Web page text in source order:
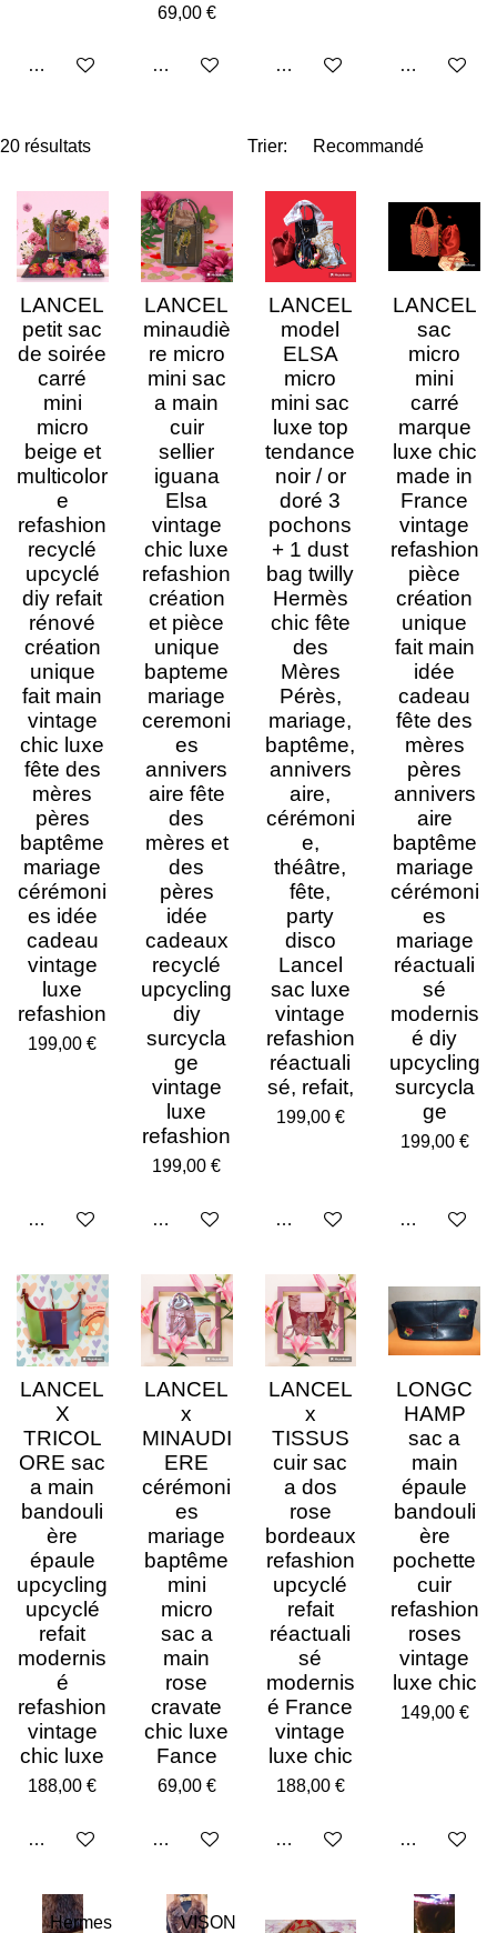
Ajouter au panier
69,00 €
Ajouter au panierAjouter au panierAjouter au
20 résultats Trier:
LANCEL
petit sac
de soirée
carré
mini
micro
beige et
multicolor
e
refashion
recyclé
upcyclé
diy refait
rénové
création
unique
fait main
vintage
chic luxe
fête des
mères
pères
baptême
mariage
cérémoni
es idée
cadeau
vintage
luxe
refashion
199,00 €
Ajouter au panier
LANCEL
minaudiè
re micro
mini sac
a main
cuir
sellier
iguana
Elsa
vintage
chic luxe
refashion
création
et pièce
unique
bapteme
mariage
ceremoni
es
annivers
aire fête
des
mères et
des
pères
idée
cadeaux
recyclé
upcycling
diy
surcycla
ge
vintage
luxe
refashion
199,00 €
Ajouter au panier
LANCEL
model
ELSA
micro
mini sac
luxe top
tendance
noir / or
doré 3
pochons
+ 1 dust
bag twilly
Hermès
chic fête
des
Mères
Pérès,
mariage,
baptême,
annivers
aire,
cérémoni
e,
théâtre,
fête,
party
disco
Lancel
sac luxe
vintage
refashion
réactuali
sé, refait,
199,00 €
Ajouter au panier
LANCEL
sac
micro
mini
carré
marque
luxe chic
made in
France
vintage
refashion
pièce
création
unique
fait main
idée
cadeau
fête des
mères
pères
annivers
aire
baptême
mariage
cérémoni
es
mariage
réactuali
sé
modernis
é diy
upcycling
surcycla
ge
199,00 €
Ajouter au
LANCEL
X
TRICOL
ORE sac
a main
bandouli
ère
épaule
upcycling
upcyclé
refait
modernis
é
refashion
vintage
chic luxe
188,00 €
Ajouter au panier
LANCEL
x
MINAUDI
ERE
cérémoni
es
mariage
baptême
mini
micro
sac a
main
rose
cravate
chic luxe
Fance
69,00 €
Ajouter au panier
LANCEL
x
TISSUS
cuir sac
a dos
rose
bordeaux
refashion
upcyclé
refait
réactuali
sé
modernis
é France
vintage
luxe chic
188,00 €
Ajouter au panier
LONGC
HAMP
sac a
main
épaule
bandouli
ère
pochette
cuir
refashion
roses
vintage
luxe chic
149,00 €
Ajouter au
Hermes
VISON